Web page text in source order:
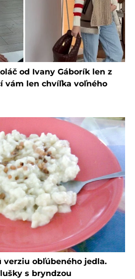
od Ivany Gáborík len z
vám len chvíľka voľného
verziu obľúbeného jedla.
s bryndzou